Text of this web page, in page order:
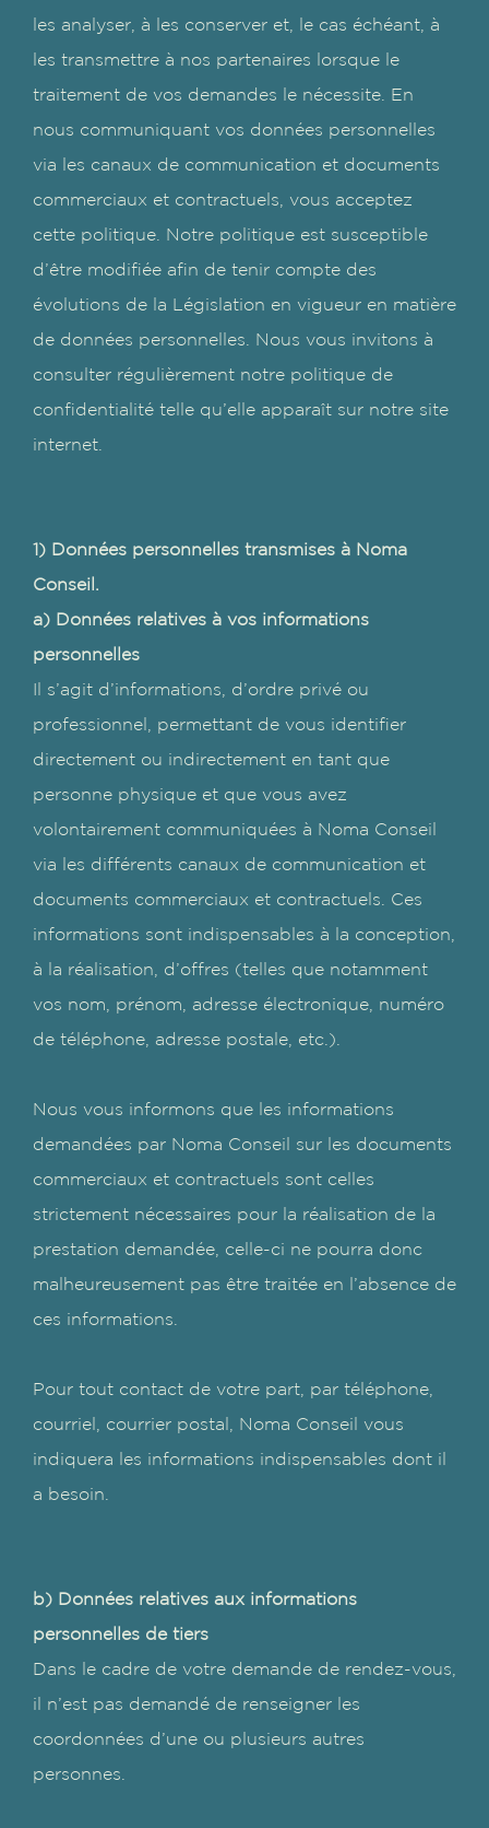
les analyser, à les conserver et, le cas échéant, à
les transmettre à nos partenaires lorsque le
traitement de vos demandes le nécessite. En
nous communiquant vos données personnelles
via les canaux de communication et documents
commerciaux et contractuels, vous acceptez
cette politique. Notre politique est susceptible
d’être modifiée afin de tenir compte des
évolutions de la Législation en vigueur en matière
de données personnelles. Nous vous invitons à
consulter régulièrement notre politique de
confidentialité telle qu’elle apparaît sur notre site
internet.
1) Données personnelles transmises à Noma
Conseil.
a) Données relatives à vos informations
personnelles
Il s’agit d’informations, d’ordre privé ou
professionnel, permettant de vous identifier
directement ou indirectement en tant que
personne physique et que vous avez
volontairement communiquées à Noma Conseil
via les différents canaux de communication et
documents commerciaux et contractuels. Ces
informations sont indispensables à la conception,
à la réalisation, d’offres (telles que notamment
vos nom, prénom, adresse électronique, numéro
de téléphone, adresse postale, etc.).
Nous vous informons que les informations
demandées par Noma Conseil sur les documents
commerciaux et contractuels sont celles
strictement nécessaires pour la réalisation de la
prestation demandée, celle-ci ne pourra donc
malheureusement pas être traitée en l’absence de
ces informations.
Pour tout contact de votre part, par téléphone,
courriel, courrier postal, Noma Conseil vous
indiquera les informations indispensables dont il
a besoin.
b) Données relatives aux informations
personnelles de tiers
Dans le cadre de votre demande de rendez-vous,
il n’est pas demandé de renseigner les
coordonnées d’une ou plusieurs autres
personnes.